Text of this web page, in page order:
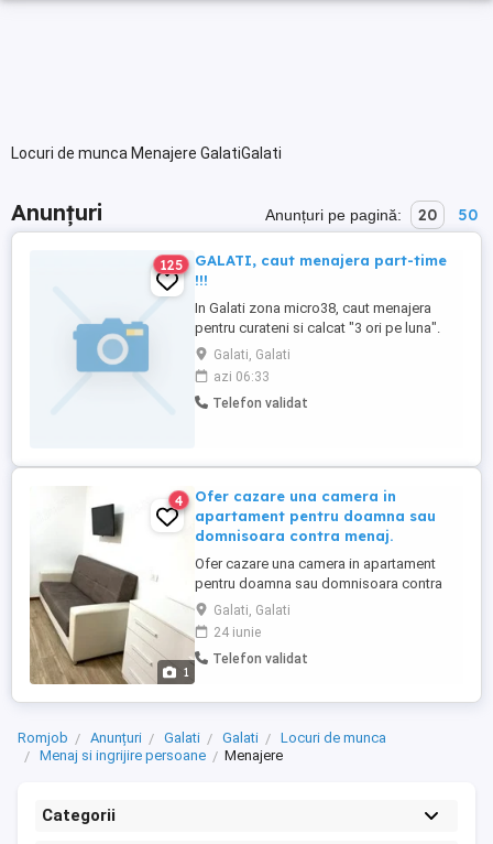
Locuri de munca Menajere GalatiGalati
Anunțuri Anunțuri pe pagină: 20 50
125
GALATI, caut menajera part-time
!!!
In Galati zona micro38, caut menajera
pentru curateni si calcat "3 ori pe luna".
Apartament 2 camere, bucatarie separata
!! Calcat pentru o persoana !!!
Galati, Galati
azi 06:33
Telefon validat
1
4
Ofer cazare una camera in
apartament pentru doamna sau
domnisoara contra menaj.
Ofer cazare una camera in apartament
pentru doamna sau domnisoara contra
menaj. Detalii la telefon.
Galati, Galati
24 iunie
Telefon validat
Romjob Anunțuri Galati Galati
Locuri de munca
Menaj si ingrijire persoane
Menajere
Categorii